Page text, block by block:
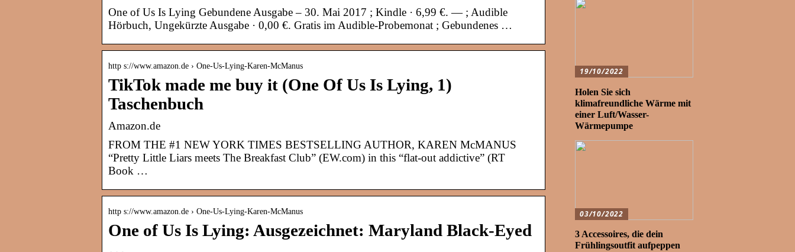
One of Us Is Lying Gebundene Ausgabe – 30. Mai 2017 ; Kindle · 6,99 €. — ; Audible
Hörbuch, Ungekürzte Ausgabe · 0,00 €. Gratis im Audible-Probemonat ; Gebundenes …
http s://www.amazon.de › One-Us-Lying-Karen-McManus
TikTok made me buy it (One Of Us Is Lying, 1)
Taschenbuch
Amazon.de
FROM THE #1 NEW YORK TIMES BESTSELLING AUTHOR, KAREN McMANUS
“Pretty Little Liars meets The Breakfast Club” (EW.com) in this “flat-out addictive” (RT
Book …
http s://www.amazon.de › One-Us-Lying-Karen-McManus
One of Us Is Lying: Ausgezeichnet: Maryland Black-Eyed
19/10/2022
Holen Sie sich
klimafreundliche Wärme mit
einer Luft/Wasser-
Wärmepumpe
03/10/2022
3 Accessoires, die dein
Frühlingsoutfit aufpeppen